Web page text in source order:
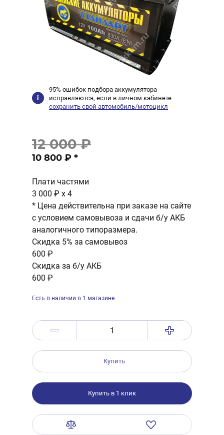
95% ошибок подбора аккумулятора
исправляются, если в личном кабинете
сохранить свой автомобиль/мотоцикл
12 000 ₽
10 800 ₽ *
Плати частями
3 000 ₽ x 4
* Цена действительна при заказе на сайте
с условием самовывоза и сдачи б/у АКБ
аналогичного типоразмера.
Скидка 5% за самовывоз
600 ₽
Скидка за б/у АКБ
600 ₽
Есть в наличии в 1 магазине
Купить
Купить в 1 клик